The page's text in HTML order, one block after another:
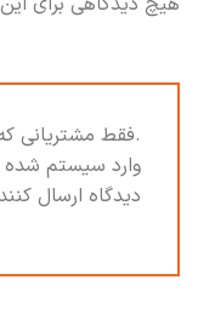
.فقط مشتریانی
وارد سیستم شده
دیدگاه ارسال